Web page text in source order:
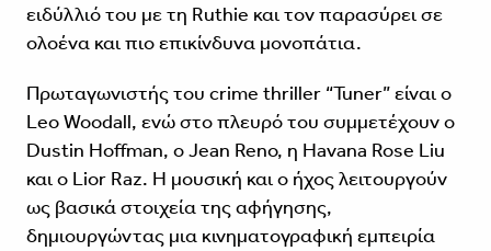
ειδύλλιό του με τη Ruthie και τον παρασύρει σε
ολοένα και πιο επικίνδυνα μονοπάτια.
Πρωταγωνιστής του crime thriller “Tuner” είναι ο
Leo Woodall, ενώ στο πλευρό του συμμετέχουν ο
Dustin Hoffman, ο Jean Reno, η Havana Rose Liu
και ο Lior Raz. Η μουσική και ο ήχος λειτουργούν
ως βασικά στοιχεία της αφήγησης,
δημιουργώντας μια κινηματογραφική εμπειρία